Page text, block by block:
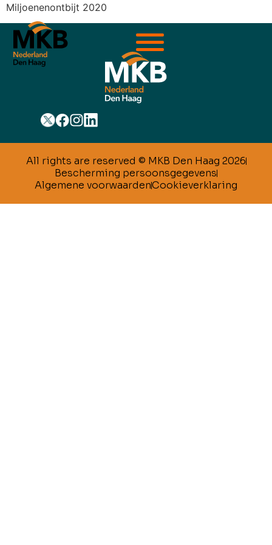
Miljoenenontbijt 2020
All rights are reserved © MKB Den Haag 2026
Bescherming persoonsgegevens
Algemene voorwaardenCookieverklaring